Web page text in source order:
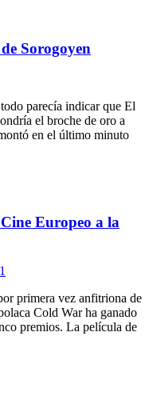
Sorogoyen
parecía indicar que El
el broche de oro a
en el último minuto
Europeo a la
1
primera vez anfitriona de
Cold War ha ganado
premios. La película de